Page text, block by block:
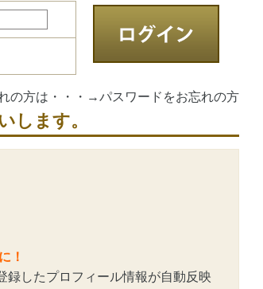
の方は・・・→パスワードをお忘れの方
します。
！
録したプロフィール情報が自動反映